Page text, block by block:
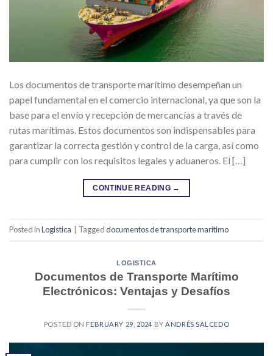
Los documentos de transporte marítimo desempeñan un
papel fundamental en el comercio internacional, ya que son la
base para el envío y recepción de mercancías a través de
rutas marítimas. Estos documentos son indispensables para
garantizar la correcta gestión y control de la carga, así como
para cumplir con los requisitos legales y aduaneros. El […]
CONTINUE READING →
Posted inLogistica Taggeddocumentos de transporte maritimo
LOGISTICA
Documentos de Transporte Marítimo
Electrónicos: Ventajas y Desafíos
POSTED ON FEBRUARY 29, 2024 BYANDRÉS SALCEDO